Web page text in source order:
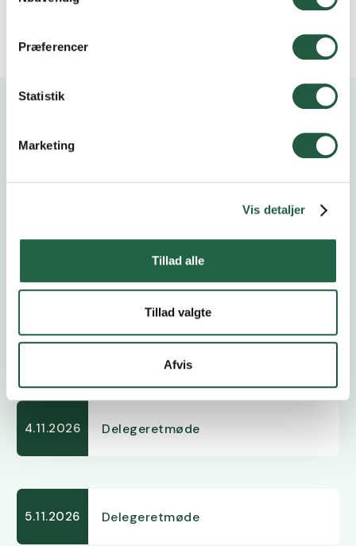
Præferencer
Statistik
Marketing
Vis detaljer
Tillad alle
Tillad valgte
Afvis
Åbent Landbrug
24.10.2026 Høstfest
4.11.2026 Delegeretmøde
5.11.2026 Delegeretmøde